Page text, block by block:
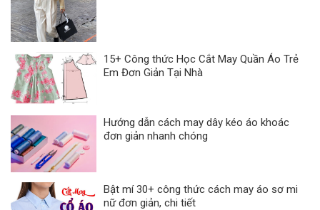
15+ Công thức Học Cắt May Quần Áo Trẻ
Em Đơn Giản Tại Nhà
Hướng dẫn cách may dây kéo áo khoác
đơn giản nhanh chóng
Bật mí 30+ công thức cách may áo sơ mi
nữ đơn giản, chi tiết